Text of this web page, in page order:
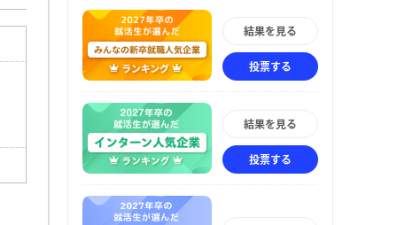
結果を見る
投票する
結果を見る
投票する